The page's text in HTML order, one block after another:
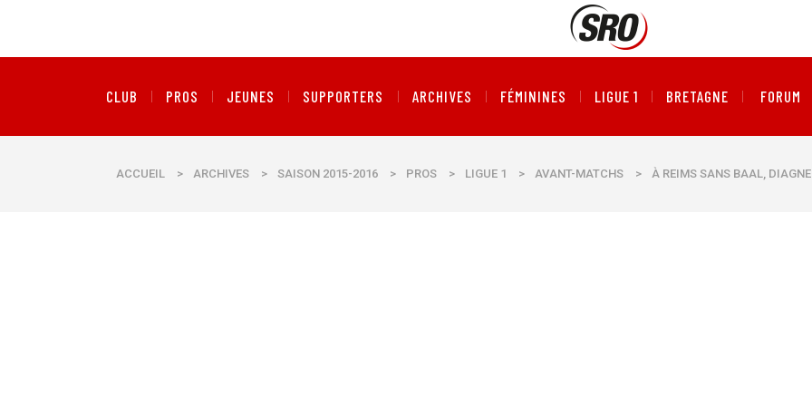
CLUB PROS JEUNES SUPPORTERS ARCHIVES FÉMININES LIGUE 1 BRETAGNE FORUM
ACCUEIL > ARCHIVES > SAISON 2015-2016 > PROS > LIGUE 1 > AVANT-MATCHS > À REIMS SANS BAAL,